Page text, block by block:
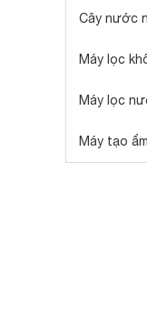
Cây nước
Máy lọc
Máy lọc
Máy tạo